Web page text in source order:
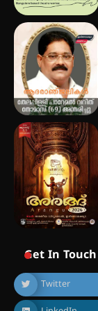
Get In Touch
Twitter